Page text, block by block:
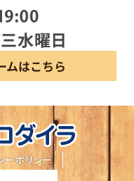
ムはこちら
ーポリシー